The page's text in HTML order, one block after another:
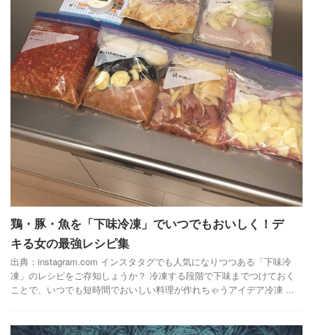
鶏・豚・魚を「下味冷凍」でいつでもおいしく！デ
キる女の最強レシピ集
出典：instagram.com インスタタグでも人気になりつつある「下味冷
凍」のレシピをご存知しょうか？ 冷凍する段階で下味までつけておく
ことで、いつでも短時間でおいしい料理が作れちゃうアイデア冷凍 ...